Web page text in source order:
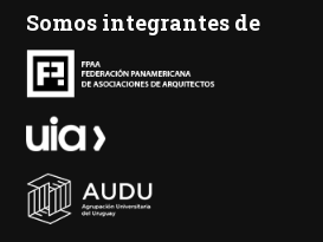
Somos integrantes de